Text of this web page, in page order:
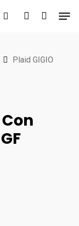
search account
Plaid GIGIO